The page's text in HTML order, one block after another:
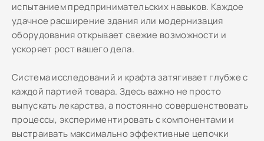
испытанием предпринимательских навыков. Каждое
удачное расширение здания или модернизация
оборудования открывает свежие возможности и
ускоряет рост вашего дела.
Система исследований и крафта затягивает глубже с
каждой партией товара. Здесь важно не просто
выпускать лекарства, а постоянно совершенствовать
процессы, экспериментировать с компонентами и
выстраивать максимально эффективные цепочки